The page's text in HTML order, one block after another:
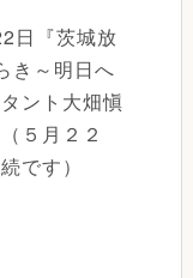
日『茨城放
き～明日へ
ント大畑愼
５月２２
です）